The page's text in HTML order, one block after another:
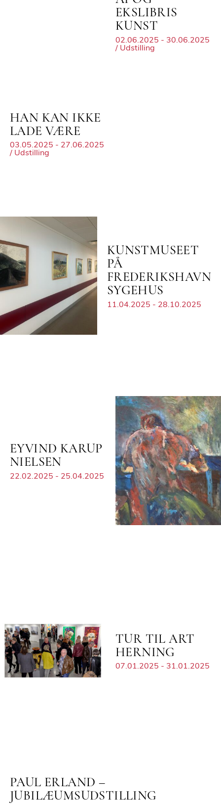
EKSLIBRIS
KUNST
02.06.2025 - 30.06.2025
/ Udstilling
HAN KAN IKKE
LADE VÆRE
03.05.2025 - 27.06.2025
/ Udstilling
KUNSTMUSEET
PÅ
FREDERIKSHAVN
SYGEHUS
11.04.2025 - 28.10.2025
EYVIND KARUP
NIELSEN
22.02.2025 - 25.04.2025
TUR TIL ART
HERNING
07.01.2025 - 31.01.2025
PAUL ERLAND –
JUBILÆUMSUDSTILLING